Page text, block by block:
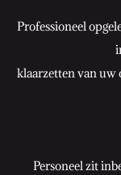
Professioneel
klaarzetten van uw
Personeel zit